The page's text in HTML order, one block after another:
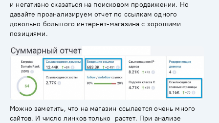
и негативно сказаться на поисковом продвижении. Но
давайте проанализируем отчет по ссылкам одного
довольно большого интернет-магазина с хорошими
позициями.
Можно заметить, что на магазин ссылается очень много
сайтов. И число линков только растет. При анализе